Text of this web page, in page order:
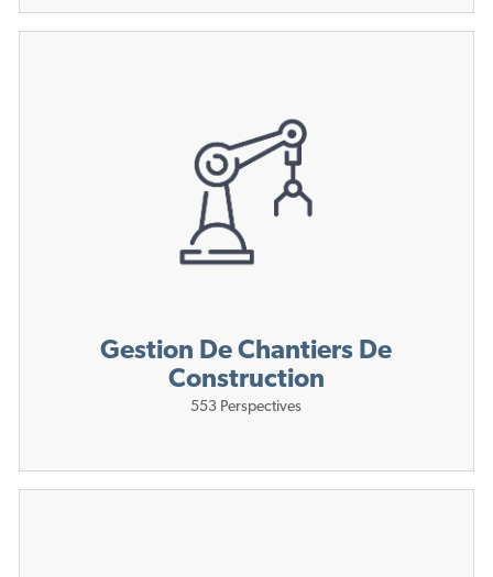
Gestion De Chantiers De
Construction
553 Perspectives